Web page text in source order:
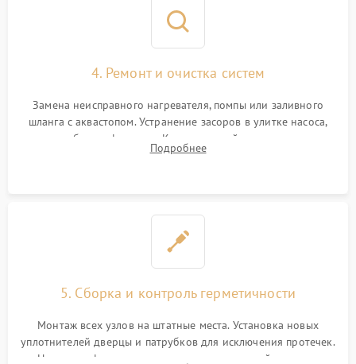
4. Ремонт и очистка систем
Замена неисправного нагревателя, помпы или заливного
шланга с аквастопом. Устранение засоров в улитке насоса,
патрубках и фильтрах. Компонентный ремонт платы
управления, восстановление поврежденной проводки.
Подробнее
5. Сборка и контроль герметичности
Монтаж всех узлов на штатные места. Установка новых
уплотнителей дверцы и патрубков для исключения протечек.
Надежная фиксация хомутов гидравлической системы,